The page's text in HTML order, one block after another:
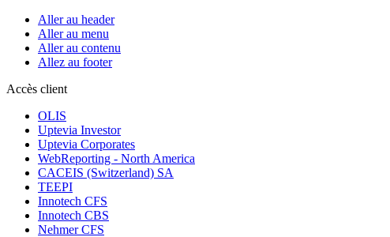
Aller au header
Aller au menu
Aller au contenu
Allez au footer
Accès client
OLIS
Uptevia Investor
Uptevia Corporates
WebReporting - North America
CACEIS (Switzerland) SA
TEEPI
Innotech CFS
Innotech CBS
Nehmer CFS